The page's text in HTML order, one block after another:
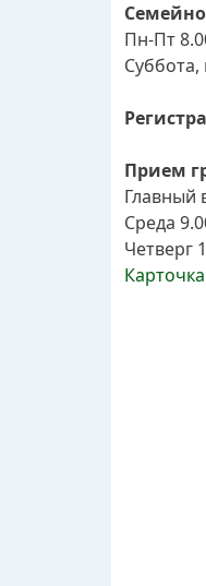
Пн-Пт
Прием
Главный
Среда
Четверг